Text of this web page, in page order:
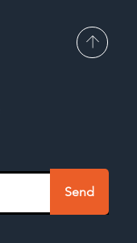
Send